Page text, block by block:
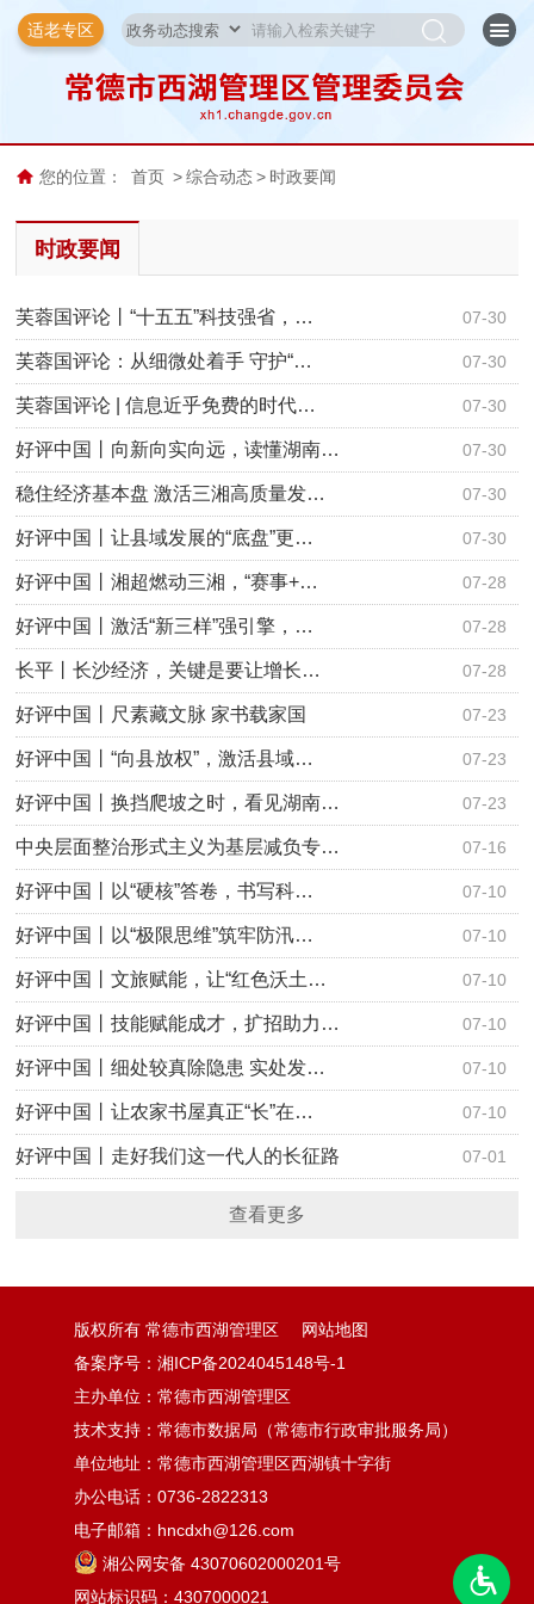
适老专区
您的位置： 首页 > 综合动态 > 时政要闻
时政要闻
07-30
芙蓉国评论丨“十五五”科技强省，…
07-30
芙蓉国评论：从细微处着手 守护“…
07-30
芙蓉国评论 | 信息近乎免费的时代…
07-30
好评中国丨向新向实向远，读懂湖南…
07-30
稳住经济基本盘 激活三湘高质量发…
07-30
好评中国丨让县域发展的“底盘”更…
07-28
好评中国丨湘超燃动三湘，“赛事+…
07-28
好评中国丨激活“新三样”强引擎，…
07-28
长平丨长沙经济，关键是要让增长…
07-23
好评中国丨尺素藏文脉 家书载家国
07-23
好评中国丨“向县放权”，激活县域…
07-23
好评中国丨换挡爬坡之时，看见湖南…
07-16
中央层面整治形式主义为基层减负专…
07-10
好评中国丨以“硬核”答卷，书写科…
07-10
好评中国丨以“极限思维”筑牢防汛…
07-10
好评中国丨文旅赋能，让“红色沃土…
07-10
好评中国丨技能赋能成才，扩招助力…
07-10
好评中国丨细处较真除隐患 实处发…
07-10
好评中国丨让农家书屋真正“长”在…
07-01
好评中国丨走好我们这一代人的长征路
查看更多
版权所有 常德市西湖管理区
网站地图
备案序号：湘ICP备2024045148号-1
主办单位：常德市西湖管理区
技术支持：常德市数据局（常德市行政审批服务局）
单位地址：常德市西湖管理区西湖镇十字街
办公电话：0736-2822313
电子邮箱：hncdxh@126.com
湘公网安备 43070602000201号
网站标识码：4307000021